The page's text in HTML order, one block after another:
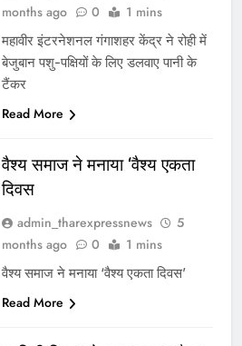
months ago
0 1 mins
महावीर इंटरनेशनल गंगाशहर केंद्र ने रोही में
बेजुबान पशु-पक्षियों के लिए डलवाए पानी के
टैंकर
Read More
वैश्य समाज ने मनाया ‘वैश्य एकता
दिवस
admin_tharexpressnews
5
months ago
0 1 mins
वैश्य समाज ने मनाया ‘वैश्य एकता दिवस’
Read More